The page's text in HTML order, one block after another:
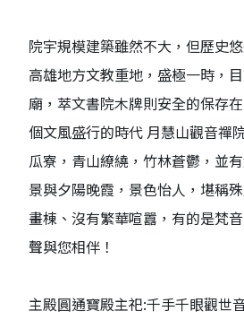
院宇規模建築雖然不大，但歷史
高雄地方文教重地，盛極一時，
廟，萃文書院木牌則安全的保存
個文風盛行的時代 月慧山觀音禪
瓜寮，青山繚繞，竹林蒼鬱，並
景與夕陽晚霞，景色怡人，堪稱
畫棟、沒有繁華喧囂，有的是梵
聲與您相伴！
主殿圓通寶殿主祀:千手千眼觀世